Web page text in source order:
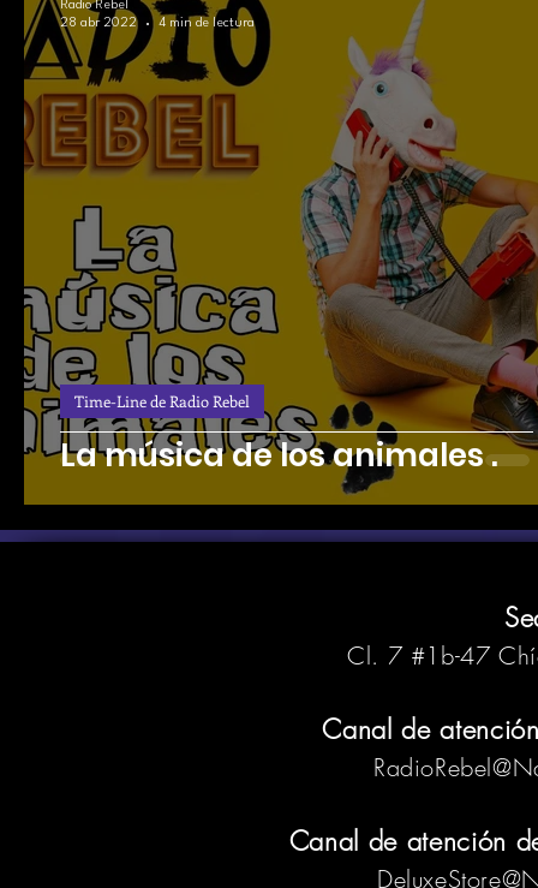
La música de los animales .
Time-Line de Radio Rebel
Radio Rebel
28 abr 2022
4 min de lectura
Cl. 7 #1b-47
Canal de
Canal de atención